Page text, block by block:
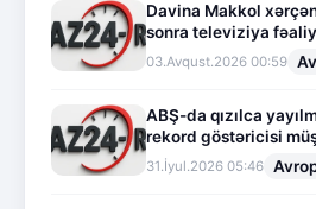
Davina Makkol
sonra televiziya
03.Avqust.2026 00:59
ABŞ-da qızılca
rekord göstəricisi
31.İyul.2026 05:46